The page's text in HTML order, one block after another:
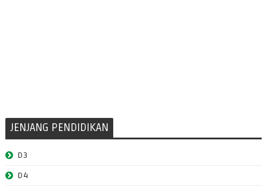
JENJANG PENDIDIKAN
D3
D4